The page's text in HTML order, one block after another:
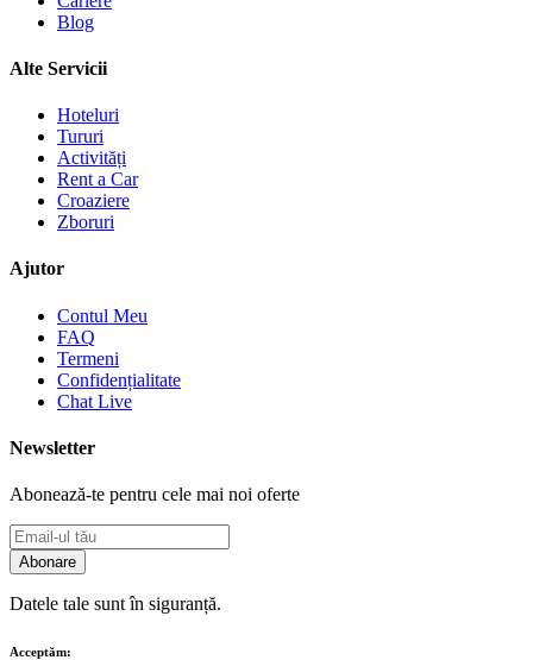
Blog
Alte Servicii
Hoteluri
Tururi
Activități
Rent a Car
Croaziere
Zboruri
Ajutor
Contul Meu
FAQ
Termeni
Confidențialitate
Chat Live
Newsletter
Abonează-te pentru cele mai noi oferte
Abonare
Datele tale sunt în siguranță.
Acceptăm: